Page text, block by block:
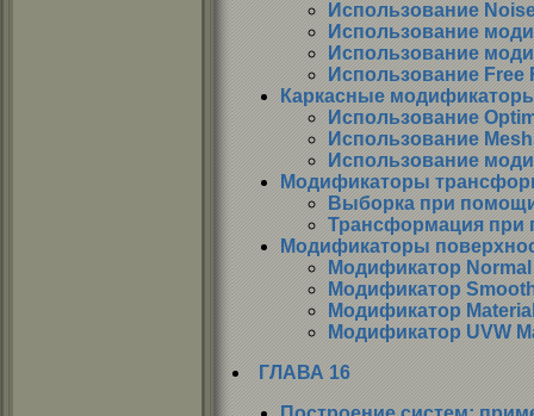
Использование
Использование
Использование
Использование Free
Каркасные
Использование
Использование
Использование
Модификаторы
Выборка при
Трансформация при
Модификаторы
Модификатор Normal
Модификатор
Модификатор
Модификатор UVW
ГЛАВА 16